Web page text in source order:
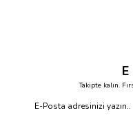
Takipte kalın.